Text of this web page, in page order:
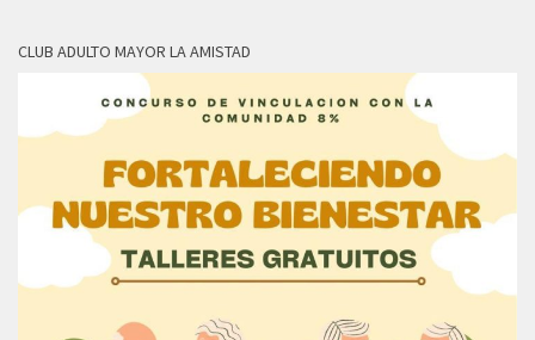
CLUB ADULTO MAYOR LA AMISTAD